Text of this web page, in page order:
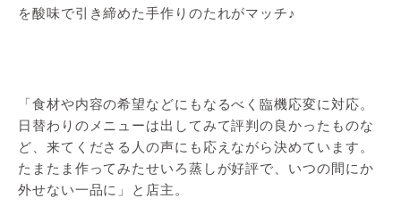
を酸味で引き締めた手作りのたれがマッチ♪
「食材や内容の希望などにもなるべく臨機応変に対応。
日替わりのメニューは出してみて評判の良かったものな
ど、来てくださる人の声にも応えながら決めています。
たまたま作ってみたせいろ蒸しが好評で、いつの間にか
外せない一品に」と店主。